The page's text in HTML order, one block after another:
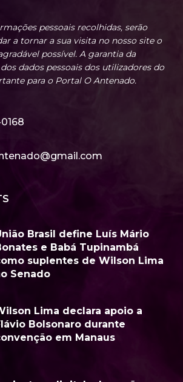
pessoais recolhidas, serão
a tornar a sua visita no nosso site o
possível. A garantia da
dados pessoais dos utilizadores do
para o Portal O Antenado.
Brasil define Luís Mário
e Babá Tupinambá
suplentes de Wilson Lima
Senado
Lima declara apoio a
Bolsonaro durante
em Manaus